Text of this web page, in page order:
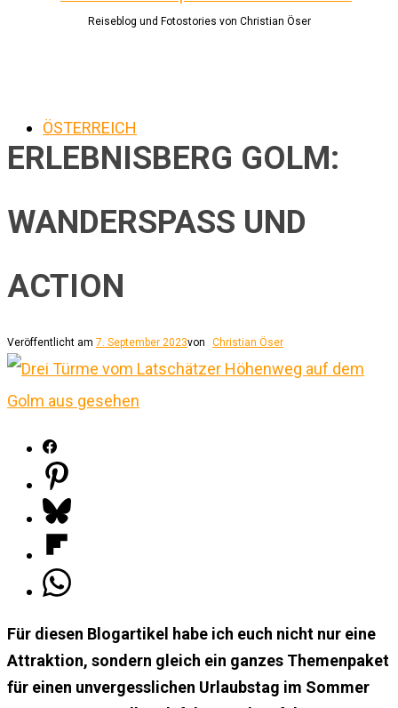
Reiseblog und Fotostories von Christian Öser
ÖSTERREICH
ERLEBNISBERG GOLM:
WANDERSPASS UND
ACTION
Veröffentlicht am 7. September 2023von Christian Öser
Für diesen Blogartikel habe ich euch nicht nur eine
Attraktion, sondern gleich ein ganzes Themenpaket
für einen unvergesslichen Urlaubstag im Sommer